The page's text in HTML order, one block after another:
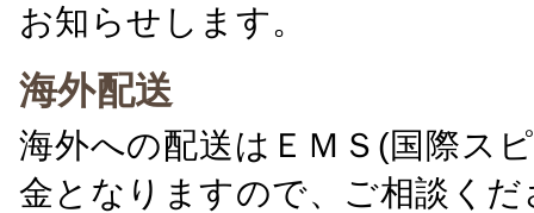
お知らせします。
海外配送
海外への配送はＥＭＳ(国際ス
金となりますので、ご相談くだ